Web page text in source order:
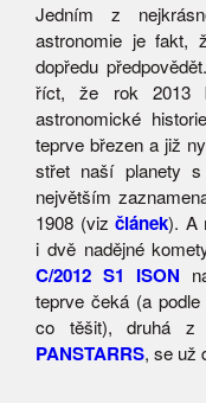
Jedním z
astronomie je fakt,
dopředu
říct, že rok 2013
astronomické
teprve březen a již
střet naší planety
největším
1908 (viz článek). A
i dvě nadějné
C/2012 S1 ISON
teprve čeká (a
co těšit), druhá z
PANSTARRS, se už